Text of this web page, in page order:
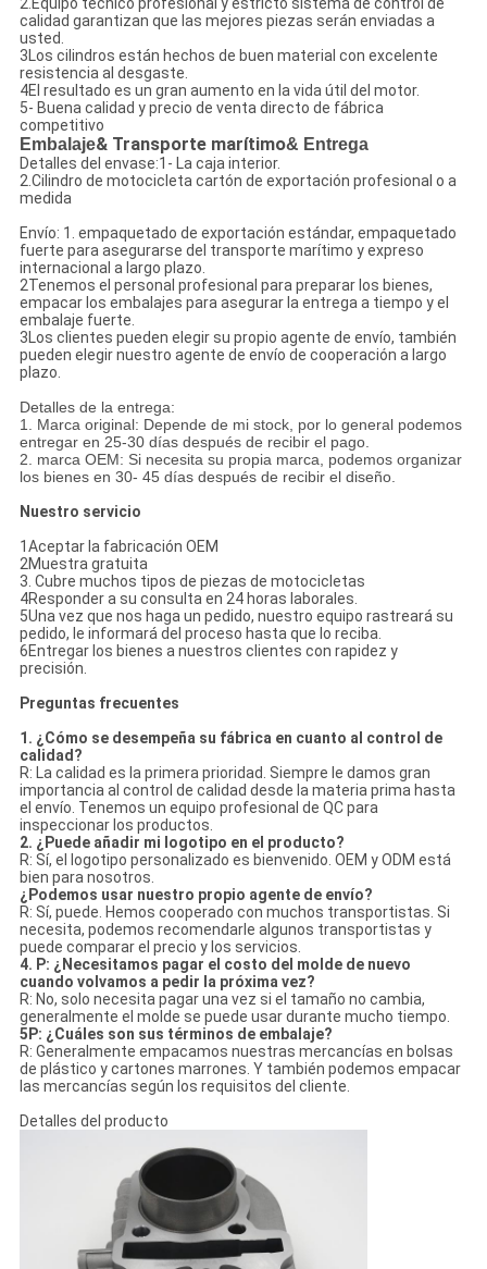
2.Equipo técnico profesional y estricto sistema de control de
calidad garantizan que las mejores piezas serán enviadas a
usted.
3Los cilindros están hechos de buen material con excelente
resistencia al desgaste.
4El resultado es un gran aumento en la vida útil del motor.
5- Buena calidad y precio de venta directo de fábrica
competitivo
Embalaje& Transporte marítimo& Entrega
Detalles del envase:1- La caja interior.
2.Cilindro de motocicleta cartón de exportación profesional o a
medida
Envío: 1. empaquetado de exportación estándar, empaquetado
fuerte para asegurarse del transporte marítimo y expreso
internacional a largo plazo.
2Tenemos el personal profesional para preparar los bienes,
empacar los embalajes para asegurar la entrega a tiempo y el
embalaje fuerte.
3Los clientes pueden elegir su propio agente de envío, también
pueden elegir nuestro agente de envío de cooperación a largo
plazo.
Detalles de la entrega:
1. Marca original: Depende de mi stock, por lo general podemos
entregar en 25-30 días después de recibir el pago.
2. marca OEM: Si necesita su propia marca, podemos organizar
los bienes en 30- 45 días después de recibir el diseño.
Nuestro servicio
1Aceptar la fabricación OEM
2Muestra gratuita
3. Cubre muchos tipos de piezas de motocicletas
4Responder a su consulta en 24 horas laborales.
5Una vez que nos haga un pedido, nuestro equipo rastreará su
pedido, le informará del proceso hasta que lo reciba.
6Entregar los bienes a nuestros clientes con rapidez y
precisión.
Preguntas frecuentes
1. ¿Cómo se desempeña su fábrica en cuanto al control de
calidad?
R: La calidad es la primera prioridad. Siempre le damos gran
importancia al control de calidad desde la materia prima hasta
el envío. Tenemos un equipo profesional de QC para
inspeccionar los productos.
2. ¿Puede añadir mi logotipo en el producto?
R: Sí, el logotipo personalizado es bienvenido. OEM y ODM está
bien para nosotros.
¿Podemos usar nuestro propio agente de envío?
R: Sí, puede. Hemos cooperado con muchos transportistas. Si
necesita, podemos recomendarle algunos transportistas y
puede comparar el precio y los servicios.
4. P: ¿Necesitamos pagar el costo del molde de nuevo
cuando volvamos a pedir la próxima vez?
R: No, solo necesita pagar una vez si el tamaño no cambia,
generalmente el molde se puede usar durante mucho tiempo.
5P: ¿Cuáles son sus términos de embalaje?
R: Generalmente empacamos nuestras mercancías en bolsas
de plástico y cartones marrones. Y también podemos empacar
las mercancías según los requisitos del cliente.
Detalles del producto